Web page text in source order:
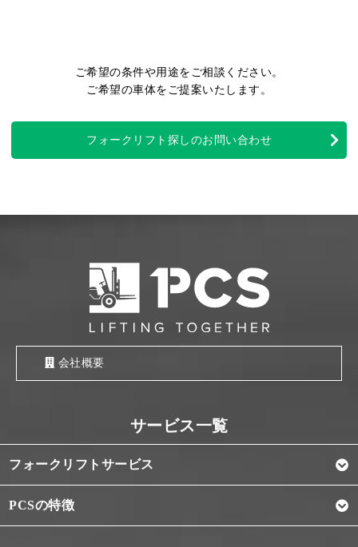
ご希望の条件や用途をご相談ください。
ご希望の車体をご提案いたします。
フォークリフト探しのお問い合わせ
会社概要
フォークリフトサービス
PCSの特徴